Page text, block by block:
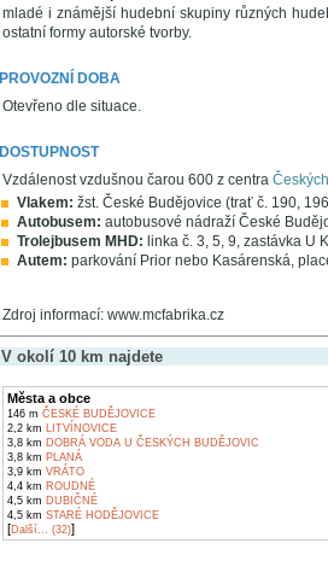
mladé i známější hudební skupiny různých
ostatní formy autorské tvorby.
PROVOZNÍ DOBA
Otevřeno dle situace.
DOSTUPNOST
Vzdálenost vzdušnou čarou 600 z centra
Vlakem: žst. České Budějovice (trať č. 190,
Autobusem: autobusové nádraží České
Trolejbusem MHD: linka č. 3, 5, 9, zastávka U
Autem: parkování Prior nebo Kasárenská,
Zdroj informací: www.mcfabrika.cz
V okolí 10 km najdete
Města a obce
146 m ČESKÉ BUDĚJOVICE
2,2 km LITVÍNOVICE
3,8 km DOBRÁ VODA U ČESKÝCH BUDĚJOVIC
3,8 km PLANÁ
3,9 km VRÁTO
4,4 km ROUDNÉ
4,5 km DUBIČNÉ
4,5 km STARÉ HODĚJOVICE
[Další... (32)]